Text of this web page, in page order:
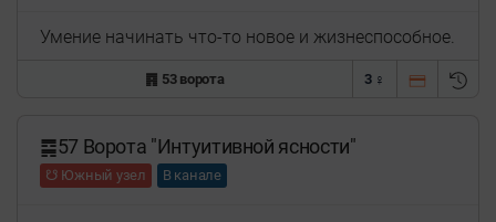
Умение начинать что-то новое и жизнеспособное.
䷴ 53 ворота 3 ♀
䷸57 Ворота "Интуитивной ясности"
☋ Южный узел В канале